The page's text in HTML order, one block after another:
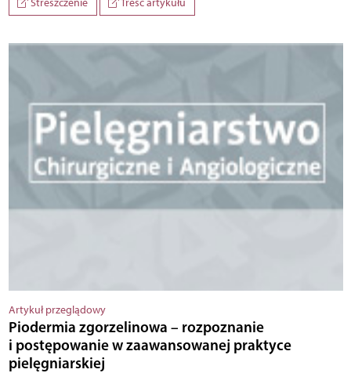
Streszczenie
Treść artykułu
Artykuł przeglądowy
Piodermia zgorzelinowa – rozpoznanie
i postępowanie w zaawansowanej praktyce
pielęgniarskiej